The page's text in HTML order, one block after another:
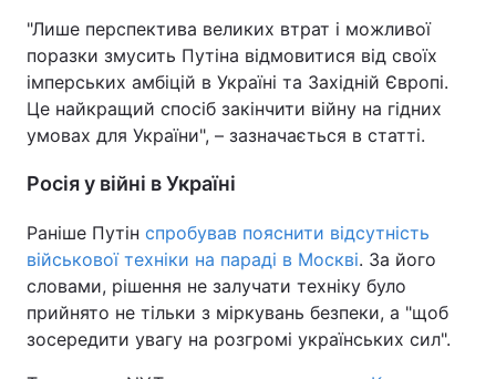
"Лише перспектива великих втрат і можливої
поразки змусить Путіна відмовитися від своїх
імперських амбіцій в Україні та Західній Європі.
Це найкращий спосіб закінчити війну на гідних
умовах для України", – зазначається в статті.
Росія у війні в Україні
Раніше Путін спробував пояснити відсутність
військової техніки на параді в Москві. За його
словами, рішення не залучати техніку було
прийнято не тільки з міркувань безпеки, а "щоб
зосередити увагу на розгромі українських сил".